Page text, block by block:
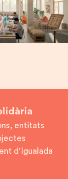
entitats
d'Igualada